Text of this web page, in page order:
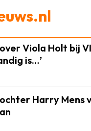
Viola Holt bij
is…’
Harry Mens